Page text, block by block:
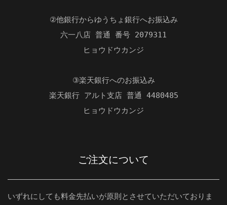
②他銀行からゆうちょ銀行へお振込み
六一八店 普通 番号 2079311
ヒョウドウカンジ
③楽天銀行へのお振込み
楽天銀行 アルト支店 普通 4480485
ヒョウドウカンジ
ご注文について
いずれにしても料金先払いが原則とさせていただいておりま